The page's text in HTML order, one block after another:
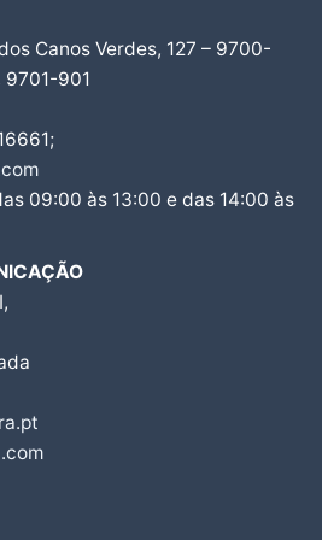
Canos Verdes, 127 – 9700-
9701-901
09:00 às 13:00 e das 14:00 às